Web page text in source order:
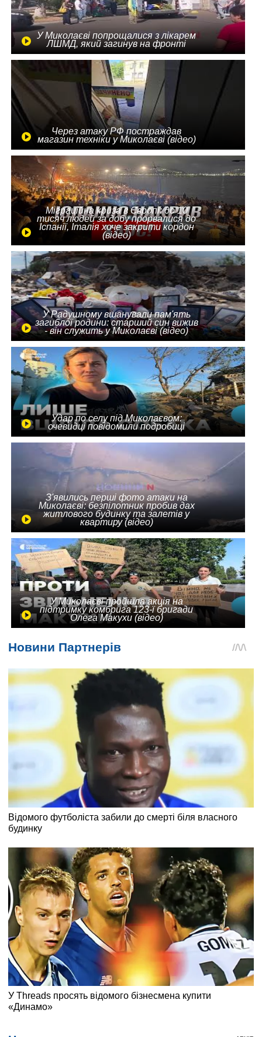
У Миколаєві попрощалися з лікарем
ЛШМД, який загинув на фронті
Через атаку РФ постраждав
магазин техніки у Миколаєві (відео)
Міграційна криза в Європі: до 10
тисяч людей за добу прорвалися до
Іспанії, Італія хоче закрити кордон
(відео)
У Радушному вшанували пам'ять
загиблої родини: старший син вижив
- він служить у Миколаєві (відео)
Удар по селу під Миколаєвом:
очевидці повідомили подробиці
З'явились перші фото атаки на
Миколаєві: безпілотник пробив дах
житлового будинку та залетів у
квартиру (відео)
У Миколаєві пройшла акція на
підтримку комбрига 123-ї бригади
Олега Макухи (відео)